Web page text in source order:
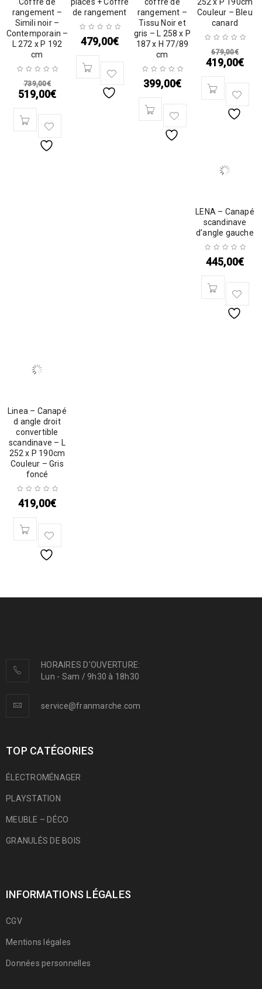
rangement –
Simili noir –
Contemporain –
L 272 x P 192
cm
739,00€
519,00€
de rangement
479,00€
rangement –
Tissu Noir et
gris – L 258 x P
187 x H 77/89
cm
399,00€
Couleur – Bleu
canard
679,00€
419,00€
LENA – Canapé
scandinave
d’angle gauche
445,00€
Linea – Canapé
d angle droit
convertible
scandinave – L
252 x P 190cm
Couleur – Gris
foncé
419,00€
HORAIRES D'OUVERTURE:
Lun - Sam / 9h30 à 18h30
service@franmarche.com
TOP CATÉGORIES
ÉLECTROMÉNAGER
PLAYSTATION
MEUBLE – DÉCO
GRANULÉS DE BOIS
INFORMATIONS LÉGALES
CGV
Mentions légales
Données personnelles